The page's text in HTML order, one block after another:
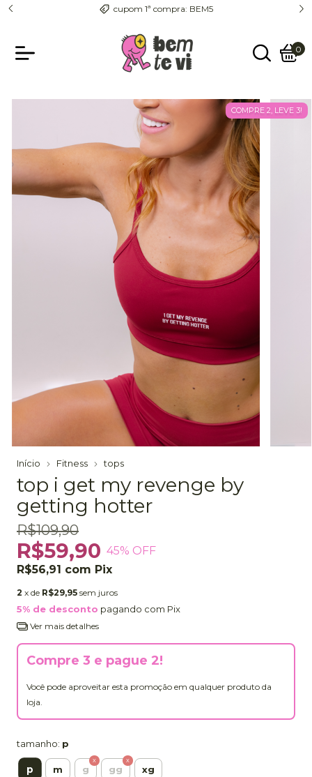
entrega com rastreio pra todo o país
0
COMPRE 2, LEVE 3!
Início Fitness tops
top i get my revenge by
getting hotter
R$109,90
R$59,90 45% OFF
R$56,91 com Pix
2 x de R$29,95 sem juros
5% de desconto pagando com Pix
Ver mais detalhes
Compre 3 e pague 2!
Você pode aproveitar esta promoção em qualquer produto da
loja.
tamanho: p
p m g gg xg